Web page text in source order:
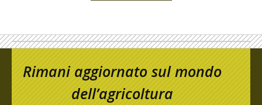
Rimani aggiornato sul mondo
dell’agricoltura